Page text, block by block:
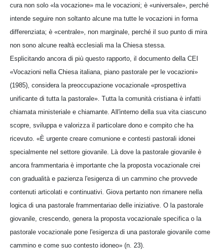
cura non solo «la vocazione» ma le vocazioni; è «universale», perché
intende seguire non soltanto alcune ma tutte le vocazioni in forma
differenziata; è «centrale», non marginale, perché il suo punto di mira
non sono alcune realtà ecclesiali ma la Chiesa stessa.
Esplicitando ancora di più questo rapporto, il documento della CEI
«Vocazioni nella Chiesa italiana, piano pastorale per le vocazioni»
(1985), considera la preoccupazione vocazionale «prospettiva
unificante di tutta la pastorale». Tutta la comunità cristiana è infatti
chiamata ministeriale e chiamante. All'interno della sua vita ciascuno
scopre, sviluppa e valorizza il particolare dono e compito che ha
ricevuto. «È urgente creare comunione e contesti pastorali idonei
specialmente nel settore giovanile. Là dove la pastorale giovanile è
ancora frammentaria è importante che la proposta vocazionale crei
con gradualità e pazienza l'esigenza di un cammino che provvede
contenuti articolati e continuativi. Giova pertanto non rimanere nella
logica di una pastorale frammentariao delle iniziative. O la pastorale
giovanile, crescendo, genera la proposta vocazionale specifica o la
pastorale vocazionale pone l'esigenza di una pastorale giovanile come
cammino e come suo contesto idoneo» (n. 23).